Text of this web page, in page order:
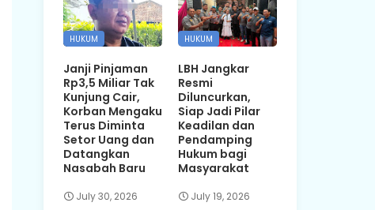
HUKUM
Janji Pinjaman
Rp3,5 Miliar Tak
Kunjung Cair,
Korban Mengaku
Terus Diminta
Setor Uang dan
Datangkan
Nasabah Baru
July 30, 2026
HUKUM
LBH Jangkar
Resmi
Diluncurkan,
Siap Jadi Pilar
Keadilan dan
Pendamping
Hukum bagi
Masyarakat
July 19, 2026